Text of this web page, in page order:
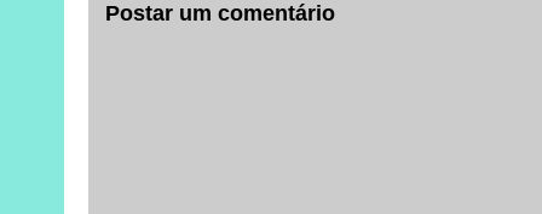
Postar um comentário